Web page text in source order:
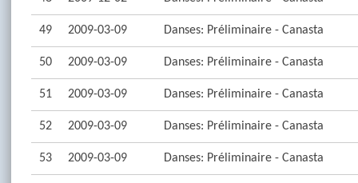
49 2009-03-09 Danses: Préliminaire - Canasta
50 2009-03-09 Danses: Préliminaire - Canasta
51 2009-03-09 Danses: Préliminaire - Canasta
52 2009-03-09 Danses: Préliminaire - Canasta
53 2009-03-09 Danses: Préliminaire - Canasta